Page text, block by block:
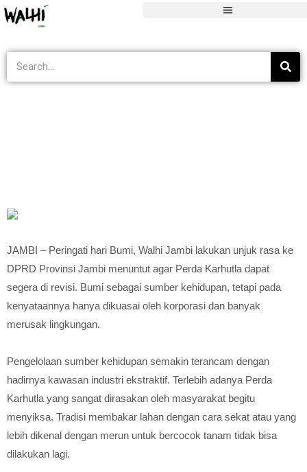
Blog
> Tak Berkategori > Peringati Hari Bumi, WALHI Jambi Tuntut
JAMBI – Peringati hari Bumi, Walhi Jambi lakukan unjuk rasa ke
DPRD Provinsi Jambi menuntut agar Perda Karhutla dapat
segera di revisi. Bumi sebagai sumber kehidupan, tetapi pada
kenyataannya hanya dikuasai oleh korporasi dan banyak
merusak lingkungan.
Pengelolaan sumber kehidupan semakin terancam dengan
hadirnya kawasan industri ekstraktif. Terlebih adanya Perda
Karhutla yang sangat dirasakan oleh masyarakat begitu
menyiksa. Tradisi membakar lahan dengan cara sekat atau yang
lebih dikenal dengan merun untuk bercocok tanam tidak bisa
dilakukan lagi.